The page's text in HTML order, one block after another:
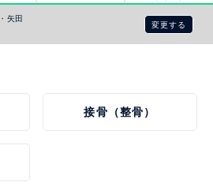
矢田
変更する
接骨（整骨）